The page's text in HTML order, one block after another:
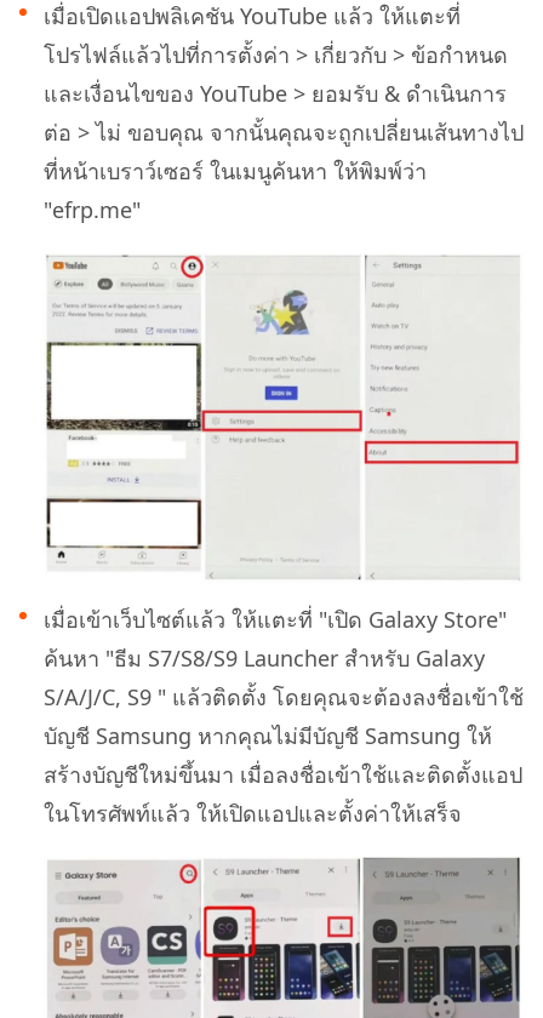
เมื่อเปิดแอปพลิเคชัน YouTube แล้ว ให้แตะที่
โปรไฟล์แล้วไปที่การตั้งค่า > เกี่ยวกับ > ข้อกำหนด
และเงื่อนไขของ YouTube > ยอมรับ & ดำเนินการ
ต่อ > ไม่ ขอบคุณ จากนั้นคุณจะถูกเปลี่ยนเส้นทางไป
ที่หน้าเบราว์เซอร์ ในเมนูค้นหา ให้พิมพ์ว่า
"efrp.me"
เมื่อเข้าเว็บไซต์แล้ว ให้แตะที่ "เปิด Galaxy Store"
ค้นหา "ธีม S7/S8/S9 Launcher สำหรับ Galaxy
S/A/J/C, S9 " แล้วติดตั้ง โดยคุณจะต้องลงชื่อเข้าใช้
บัญชี Samsung หากคุณไม่มีบัญชี Samsung ให้
สร้างบัญชีใหม่ขึ้นมา เมื่อลงชื่อเข้าใช้และติดตั้งแอป
ในโทรศัพท์แล้ว ให้เปิดแอปและตั้งค่าให้เสร็จ